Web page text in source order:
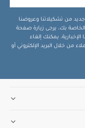
جديد من تشكيلاتنا وعروضنا
الخاصة بك، يرجى زيارة صفحة
يمكنك إلغاء
من خلال البريد الإلكتروني أو